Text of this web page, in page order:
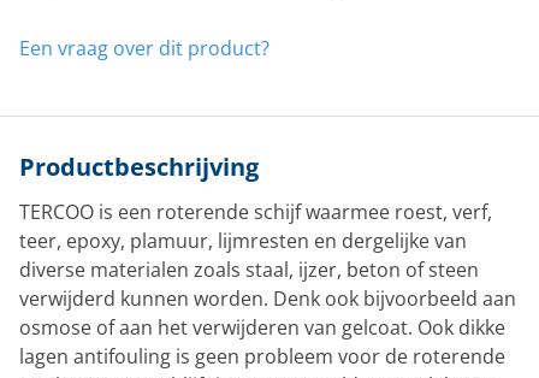
Een vraag over dit product?
Productbeschrijving
TERCOO is een roterende schijf waarmee roest, verf,
teer, epoxy, plamuur, lijmresten en dergelijke van
diverse materialen zoals staal, ijzer, beton of steen
verwijderd kunnen worden. Denk ook bijvoorbeeld aan
osmose of aan het verwijderen van gelcoat. Ook dikke
lagen antifouling is geen probleem voor de roterende